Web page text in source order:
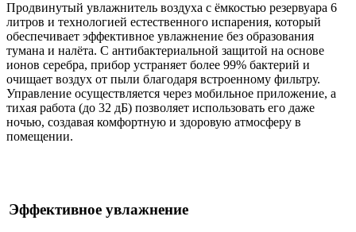
Продвинутый увлажнитель воздуха с ёмкостью резервуара 6
литров и технологией естественного испарения, который
обеспечивает эффективное увлажнение без образования
тумана и налёта. С антибактериальной защитой на основе
ионов серебра, прибор устраняет более 99% бактерий и
очищает воздух от пыли благодаря встроенному фильтру.
Управление осуществляется через мобильное приложение, а
тихая работа (до 32 дБ) позволяет использовать его даже
ночью, создавая комфортную и здоровую атмосферу в
помещении.
Эффективное увлажнение